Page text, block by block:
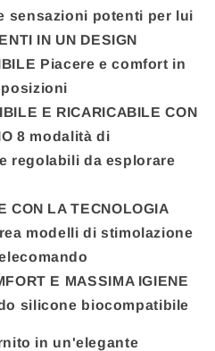
sensazioni potenti per lui
IN UN DESIGN
Piacere e comfort in
E RICARICABILE CON
8 modalità di
regolabili da esplorare
CON LA TECNOLOGIA
modelli di stimolazione
E MASSIMA IGIENE
silicone biocompatibile
in un'elegante